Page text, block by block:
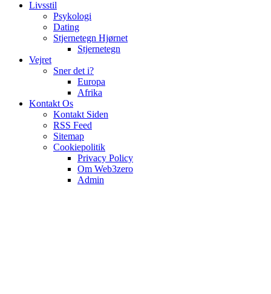
Livsstil
Psykologi
Dating
Stjernetegn Hjørnet
Stjernetegn
Vejret
Sner det i?
Europa
Afrika
Kontakt Os
Kontakt Siden
RSS Feed
Sitemap
Cookiepolitik
Privacy Policy
Om Web3zero
Admin